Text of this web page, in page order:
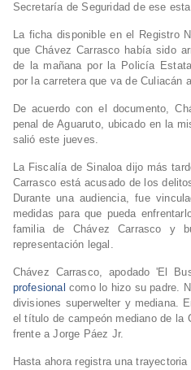
Secretaría de Seguridad de ese
La ficha disponible en el Registro
que Chávez Carrasco había sido
de la mañana por la Policía
por la carretera que va de Culiacán
De acuerdo con el documento,
penal de Aguaruto, ubicado en la
salió este jueves.
La Fiscalía de Sinaloa dijo más
Carrasco está acusado de los
Durante una audiencia, fue
medidas para que pueda
familia de Chávez Carrasco y
representación legal.
Chávez Carrasco, apodado 'El
profesional como lo hizo su padre.
divisiones superwelter y mediana.
el título de campeón mediano de la
frente a Jorge Páez Jr.
Hasta ahora registra una